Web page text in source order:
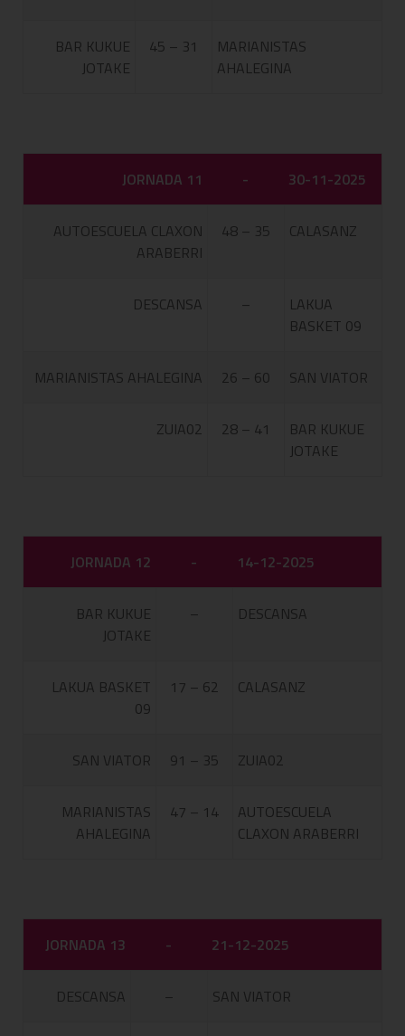
BAR KUKUE
JOTAKE
45 – 31
MARIANISTAS
AHALEGINA
JORNADA 11 - 30-11-2025
AUTOESCUELA CLAXON
ARABERRI
48 – 35 CALASANZ
DESCANSA –
LAKUA
BASKET 09
MARIANISTAS AHALEGINA 26 – 60 SAN VIATOR
ZUIA02 28 – 41
BAR KUKUE
JOTAKE
JORNADA 12 - 14-12-2025
BAR KUKUE
JOTAKE
– DESCANSA
LAKUA BASKET
09
17 – 62 CALASANZ
SAN VIATOR 91 – 35 ZUIA02
MARIANISTAS
AHALEGINA
47 – 14
AUTOESCUELA
CLAXON ARABERRI
JORNADA 13 - 21-12-2025
DESCANSA – SAN VIATOR